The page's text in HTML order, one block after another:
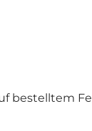
bestelltem